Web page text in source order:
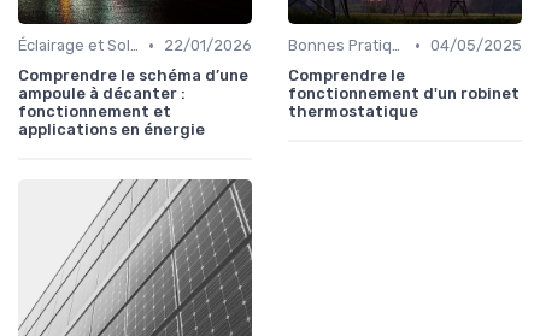
Éclairage et Solutions Économiques •
22/01/2026
Comprendre le schéma d’une
ampoule à décanter :
fonctionnement et
applications en énergie
Bonnes Pratiques Quotidiennes • 04/05/2025
Comprendre le
fonctionnement d'un robinet
thermostatique